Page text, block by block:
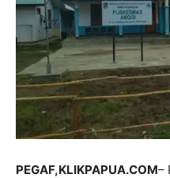
PEGAF,KLIKPAPUA.COM–